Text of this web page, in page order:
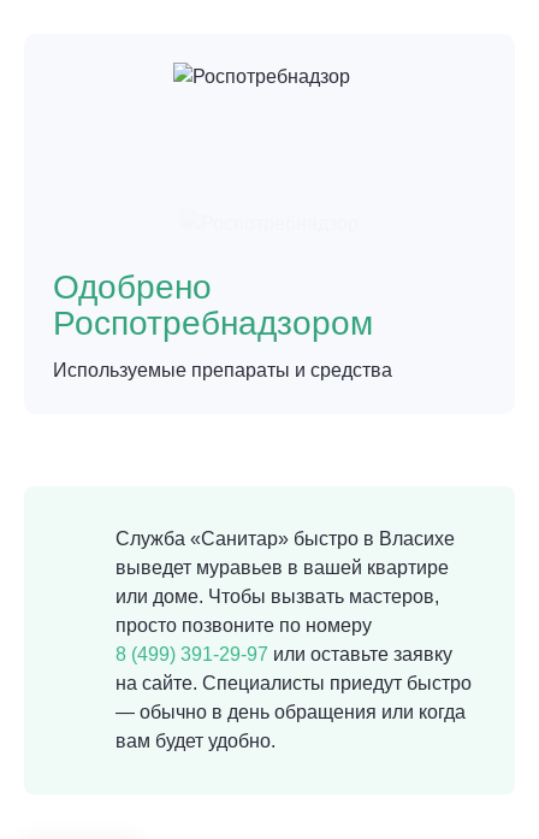
Одобрено
Роспотребнадзором
Используемые препараты и средства
Служба «Санитар» быстро в Власихе
выведет муравьев в вашей квартире
или доме. Чтобы вызвать мастеров,
просто позвоните по номеру
8 (499) 391-29-97 или оставьте заявку
на сайте. Специалисты приедут быстро
— обычно в день обращения или когда
вам будет удобно.